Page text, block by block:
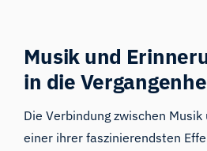
Musik und
in die
Die Verbindung zwischen
einer ihrer faszinierendsten